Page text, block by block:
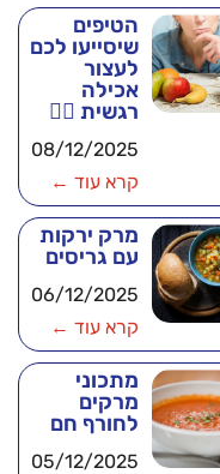
הטיפים
שיסייעו לכם
לעצור
אכילה
רגשית 🧘‍♂️
08/12/2025
קרא עוד ←
מרק ירקות
עם גריסים
06/12/2025
קרא עוד ←
מתכוני
מרקים
לחורף חם
05/12/2025